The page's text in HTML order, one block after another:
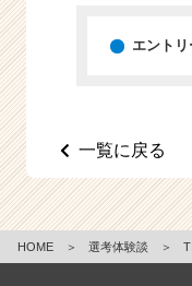
エントリ
一覧に戻る
HOME ＞ 選考体験談 ＞